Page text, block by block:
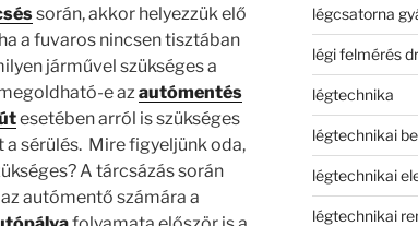
során, akkor helyezzük elő
a fuvaros nincsen tisztában
járművel szükséges a
e azautómentés
esetében arról is szükséges
sérülés. Mire figyeljünk oda,
A tárcsázás során
autómentő számára a
légcsatorna
légi felmérés
légtechnika
légtechnikai
légtechnikai
légtechnikai